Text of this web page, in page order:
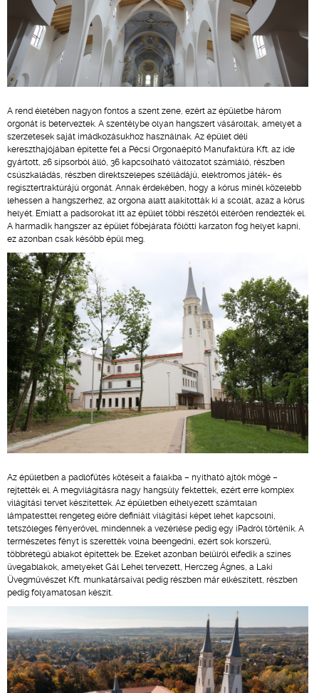
A rend életében nagyon fontos a szent zene, ezért az épületbe három
orgonát is beterveztek. A szentélybe olyan hangszert vásároltak, amelyet a
szerzetesek saját imádkozásukhoz használnak. Az épület déli
kereszthajójában építette fel a Pécsi Orgonaépítő Manufaktúra Kft. az ide
gyártott, 26 sípsorból álló, 36 kapcsolható változatot számláló, részben
csúszkaládás, részben direktszelepes szélládájú, elektromos játék- és
regisztertraktúrájú orgonát. Annak érdekében, hogy a kórus minél közelebb
lehessen a hangszerhez, az orgona alatt alakították ki a scolát, azaz a kórus
helyét. Emiatt a padsorokat itt az épület többi részétől eltérően rendezték el.
A harmadik hangszer az épület főbejárata fölötti karzaton fog helyet kapni,
ez azonban csak később épül meg.
Az épületben a padlófűtés kötéseit a falakba – nyitható ajtók mögé –
rejtették el. A megvilágításra nagy hangsúly fektettek, ezért erre komplex
világítási tervet készítettek. Az épületben elhelyezett számtalan
lámpatesttel rengeteg előre definiált világítási képet lehet kapcsolni,
tetszőleges fényerővel, mindennek a vezérlése pedig egy iPadról történik. A
természetes fényt is szerették volna beengedni, ezért sok korszerű,
többrétegű ablakot építettek be. Ezeket azonban belülről elfedik a színes
üvegablakok, amelyeket Gál Lehel tervezett, Herczeg Ágnes, a Laki
Üvegművészet Kft. munkatársaival pedig részben már elkészített, részben
pedig folyamatosan készít.